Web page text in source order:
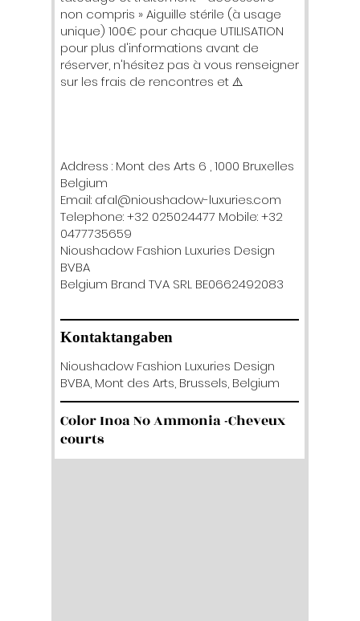
non compris » Aiguille stérile (à usage
unique) 100€ pour chaque UTILISATION
pour plus d'informations avant de
réserver, n'hésitez pas à vous renseigner
sur les frais de rencontres et ⚠️
Address : Mont des Arts 6 , 1000 Bruxelles
Belgium
Email: afal@nioushadow-luxuries.com
Telephone: +32 025024477 Mobile: +32
0477735659
Nioushadow Fashion Luxuries Design
BVBA
Belgium Brand TVA SRL BE0662492083
Kontaktangaben
Nioushadow Fashion Luxuries Design
BVBA, Mont des Arts, Brussels, Belgium
Color Inoa No Ammonia -Cheveux
courts